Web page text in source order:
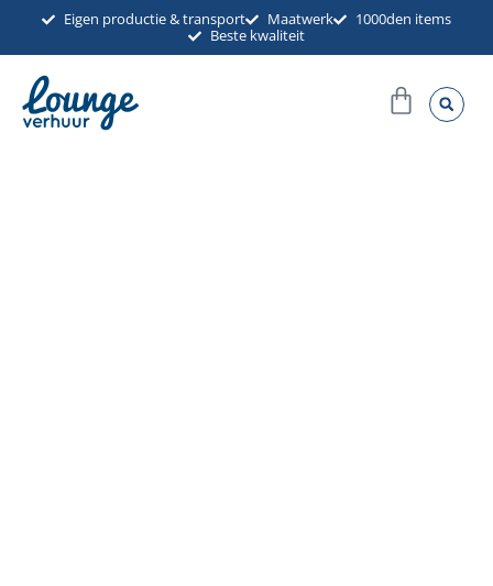
inhoud
Eigen productie & transport Maatwerk
1000den items
Beste kwaliteit